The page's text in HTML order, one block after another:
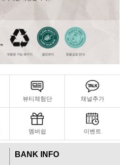
뷰티체험단 채널추가
멤버쉽 이벤트
BANK INFO